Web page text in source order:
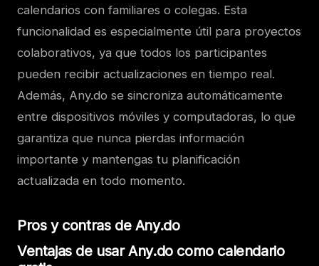
calendarios con familiares o colegas. Esta
funcionalidad es especialmente útil para proyectos
colaborativos, ya que todos los participantes
pueden recibir actualizaciones en tiempo real.
Además, Any.do se sincroniza automáticamente
entre dispositivos móviles y computadoras, lo que
garantiza que nunca pierdas información
importante y mantengas tu planificación
actualizada en todo momento.
Pros y contras de Any.do
Ventajas de usar Any.do como calendario